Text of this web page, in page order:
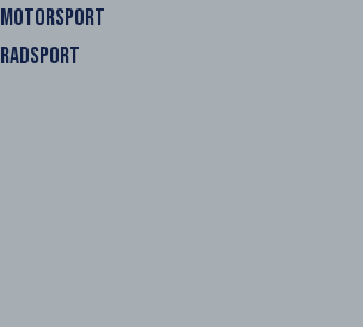
MOTORSPORT
RADSPORT